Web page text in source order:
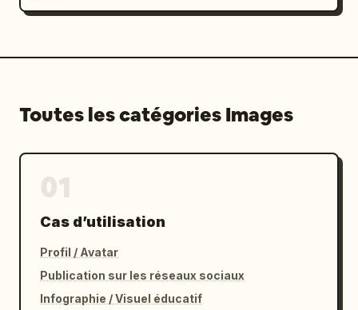
Toutes les catégories Images
Cas d’utilisation
Profil / Avatar
Publication sur les réseaux sociaux
Infographie / Visuel éducatif